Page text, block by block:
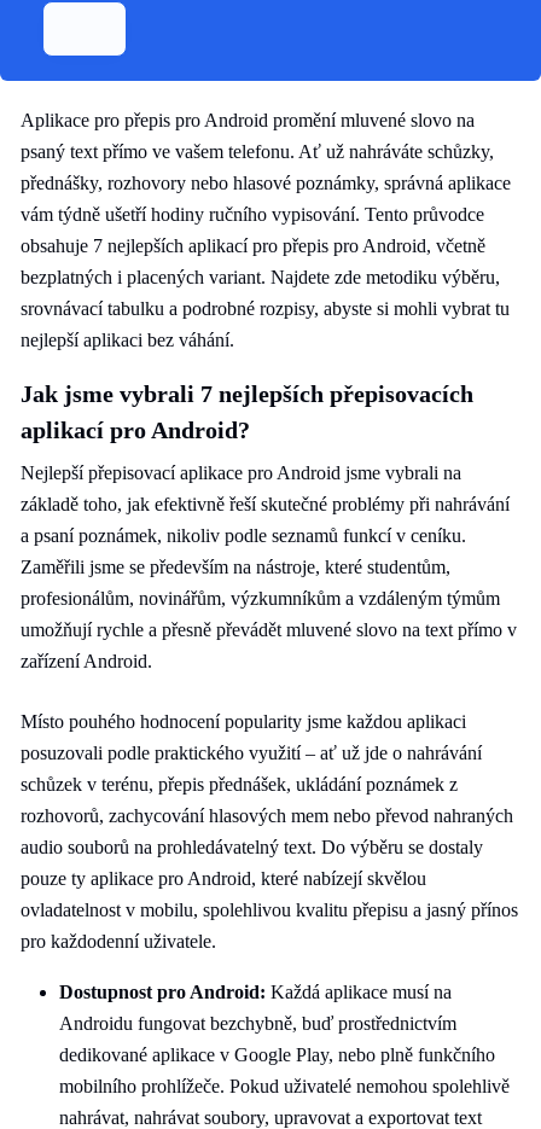
Aplikace pro přepis pro Android promění mluvené slovo na
psaný text přímo ve vašem telefonu. Ať už nahráváte schůzky,
přednášky, rozhovory nebo hlasové poznámky, správná aplikace
vám týdně ušetří hodiny ručního vypisování. Tento průvodce
obsahuje 7 nejlepších aplikací pro přepis pro Android, včetně
bezplatných i placených variant. Najdete zde metodiku výběru,
srovnávací tabulku a podrobné rozpisy, abyste si mohli vybrat tu
nejlepší aplikaci bez váhání.
Jak jsme vybrali 7 nejlepších přepisovacích
aplikací pro Android?
Nejlepší přepisovací aplikace pro Android jsme vybrali na
základě toho, jak efektivně řeší skutečné problémy při nahrávání
a psaní poznámek, nikoliv podle seznamů funkcí v ceníku.
Zaměřili jsme se především na nástroje, které studentům,
profesionálům, novinářům, výzkumníkům a vzdáleným týmům
umožňují rychle a přesně převádět mluvené slovo na text přímo v
zařízení Android.
Místo pouhého hodnocení popularity jsme každou aplikaci
posuzovali podle praktického využití – ať už jde o nahrávání
schůzek v terénu, přepis přednášek, ukládání poznámek z
rozhovorů, zachycování hlasových mem nebo převod nahraných
audio souborů na prohledávatelný text. Do výběru se dostaly
pouze ty aplikace pro Android, které nabízejí skvělou
ovladatelnost v mobilu, spolehlivou kvalitu přepisu a jasný přínos
pro každodenní uživatele.
Dostupnost pro Android: Každá aplikace musí na
Androidu fungovat bezchybně, buď prostřednictvím
dedikované aplikace v Google Play, nebo plně funkčního
mobilního prohlížeče. Pokud uživatelé nemohou spolehlivě
nahrávat, nahrávat soubory, upravovat a exportovat text